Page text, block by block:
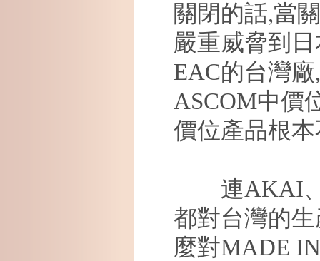
關閉的話,當
嚴重威脅到
EAC的台灣廠,
ASCOM中價
價位產品根
連AKAI
都對台灣的
麼對MADE